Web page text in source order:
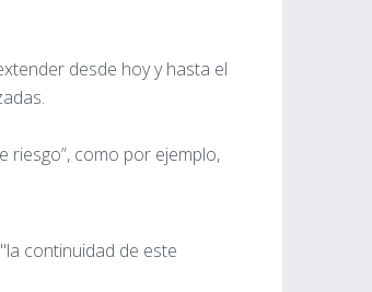
desde hoy y hasta el
riesgo”, como por ejemplo,
continuidad de este